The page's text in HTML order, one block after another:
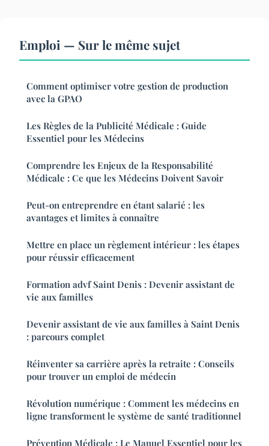
Emploi — Sur le même sujet
Comment optimiser votre gestion de production
avec la GPAO
Les Règles de la Publicité Médicale : Guide
Essentiel pour les Médecins
Comprendre les Enjeux de la Responsabilité
Médicale : Ce que les Médecins Doivent Savoir
Peut-on entreprendre en étant salarié : les
avantages et limites à connaître
Mettre en place un règlement intérieur : les étapes
pour réussir efficacement
Formation advf Saint Denis : Devenir assistant de
vie aux familles
Devenir assistant de vie aux familles à Saint Denis
: parcours complet
Réinventer sa carrière après la retraite : Conseils
pour trouver un emploi de médecin
Révolution numérique : Comment les médecins en
ligne transforment le système de santé traditionnel
Prévention Médicale : Le Manuel Essentiel pour les